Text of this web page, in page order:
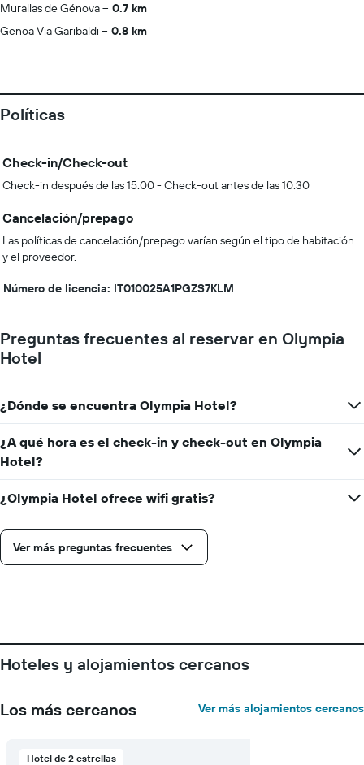
Murallas de Génova
0.7 km
Genoa Via Garibaldi
0.8 km
Políticas
Check-in/Check-out
Check-in después de las 15:00 - Check-out antes de las 10:30
Cancelación/prepago
Las políticas de cancelación/prepago varían según el tipo de habitación
y el proveedor.
Número de licencia: IT010025A1PGZS7KLM
Preguntas frecuentes al reservar en Olympia
Hotel
¿Dónde se encuentra Olympia Hotel?
¿A qué hora es el check-in y check-out en Olympia
Hotel?
¿Olympia Hotel ofrece wifi gratis?
Ver más preguntas frecuentes
Hoteles y alojamientos cercanos
Los más cercanos Ver más alojamientos cercanos
Hotel de 2 estrellas